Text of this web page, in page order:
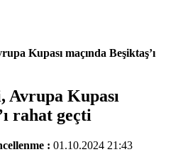
Kupası maçında Beşiktaş’ı
Avrupa Kupası
rahat geçti
: 01.10.2024 21:43